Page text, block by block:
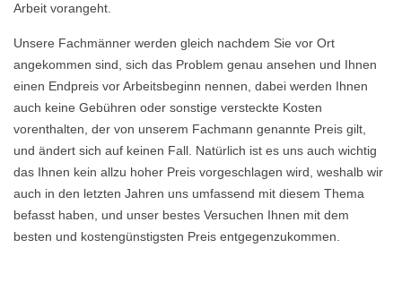
Arbeit vorangeht.
Unsere Fachmänner werden gleich nachdem Sie vor Ort
angekommen sind, sich das Problem genau ansehen und Ihnen
einen Endpreis vor Arbeitsbeginn nennen, dabei werden Ihnen
auch keine Gebühren oder sonstige versteckte Kosten
vorenthalten, der von unserem Fachmann genannte Preis gilt,
und ändert sich auf keinen Fall. Natürlich ist es uns auch wichtig
das Ihnen kein allzu hoher Preis vorgeschlagen wird, weshalb wir
auch in den letzten Jahren uns umfassend mit diesem Thema
befasst haben, und unser bestes Versuchen Ihnen mit dem
besten und kostengünstigsten Preis entgegenzukommen.